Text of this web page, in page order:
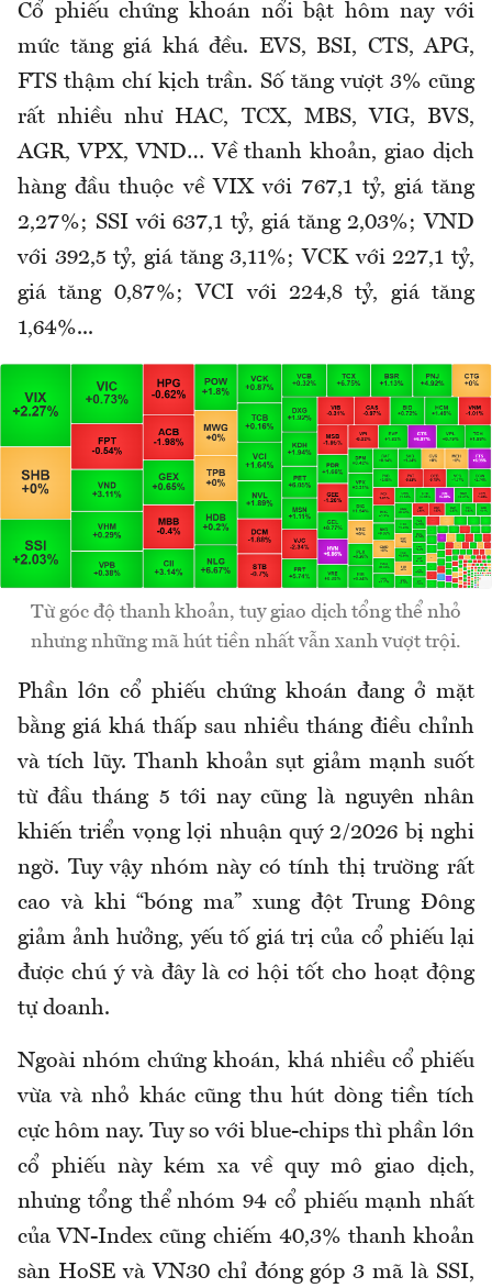
Cổ phiếu chứng khoán nổi bật hôm nay với
mức tăng giá khá đều. EVS, BSI, CTS, APG,
FTS thậm chí kịch trần. Số tăng vượt 3% cũng
rất nhiều như HAC, TCX, MBS, VIG, BVS,
AGR, VPX, VND… Về thanh khoản, giao dịch
hàng đầu thuộc về VIX với 767,1 tỷ, giá tăng
2,27%; SSI với 637,1 tỷ, giá tăng 2,03%; VND
với 392,5 tỷ, giá tăng 3,11%; VCK với 227,1 tỷ,
giá tăng 0,87%; VCI với 224,8 tỷ, giá tăng
1,64%...
Từ góc độ thanh khoản, tuy giao dịch tổng thể nhỏ
nhưng những mã hút tiền nhất vẫn xanh vượt trội.
Phần lớn cổ phiếu chứng khoán đang ở mặt
bằng giá khá thấp sau nhiều tháng điều chỉnh
và tích lũy. Thanh khoản sụt giảm mạnh suốt
từ đầu tháng 5 tới nay cũng là nguyên nhân
khiến triển vọng lợi nhuận quý 2/2026 bị nghi
ngờ. Tuy vậy nhóm này có tính thị trường rất
cao và khi “bóng ma” xung đột Trung Đông
giảm ảnh hưởng, yếu tố giá trị của cổ phiếu lại
được chú ý và đây là cơ hội tốt cho hoạt động
tự doanh.
Ngoài nhóm chứng khoán, khá nhiều cổ phiếu
vừa và nhỏ khác cũng thu hút dòng tiền tích
cực hôm nay. Tuy so với blue-chips thì phần lớn
cổ phiếu này kém xa về quy mô giao dịch,
nhưng tổng thể nhóm 94 cổ phiếu mạnh nhất
của VN-Index cũng chiếm 40,3% thanh khoản
sàn HoSE và VN30 chỉ đóng góp 3 mã là SSI,